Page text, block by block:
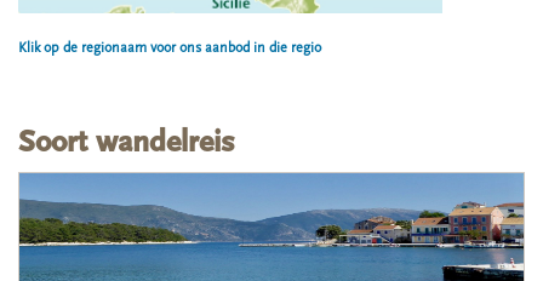
Klik op de regionaam voor ons aanbod in die regio
Soort wandelreis